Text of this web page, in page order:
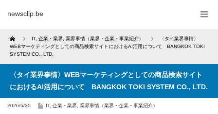
newsclip.be
Home IT, 企業・業界 業界事情（業界・企業・事業紹介）
〈タイ業界事情〉
WEBマーケティングとしての商品検索サイトにおけるAI活用について BANGKOK TOKI
SYSTEM CO., LTD.
〈タイ業界事情〉WEBマーケティングとしての商品検索サイト
におけるAI活用について BANGKOK TOKI SYSTEM CO., LTD.
2026/6/30 IT, 企業・業界 業界事情（業界・企業・事業紹介）